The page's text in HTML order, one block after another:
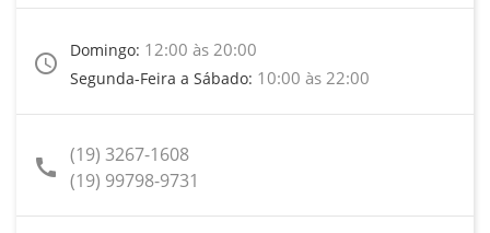
access_time
Domingo: 12:00 às 20:00
Segunda-Feira a Sábado: 10:00 às 22:00
call (19) 3267-1608
(19) 99798-9731